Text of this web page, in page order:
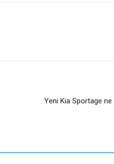
Yeni Kia Sportage ne